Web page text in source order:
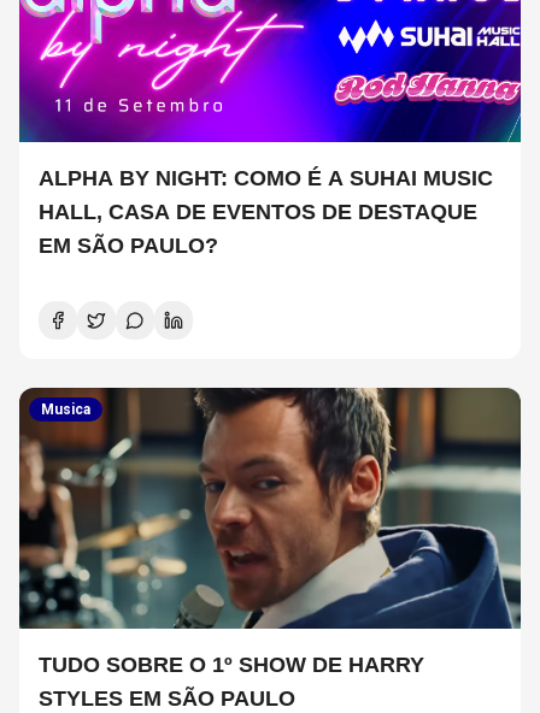
ALPHA BY NIGHT: COMO É A SUHAI MUSIC
HALL, CASA DE EVENTOS DE DESTAQUE
EM SÃO PAULO?
Musica
TUDO SOBRE O 1º SHOW DE HARRY
STYLES EM SÃO PAULO